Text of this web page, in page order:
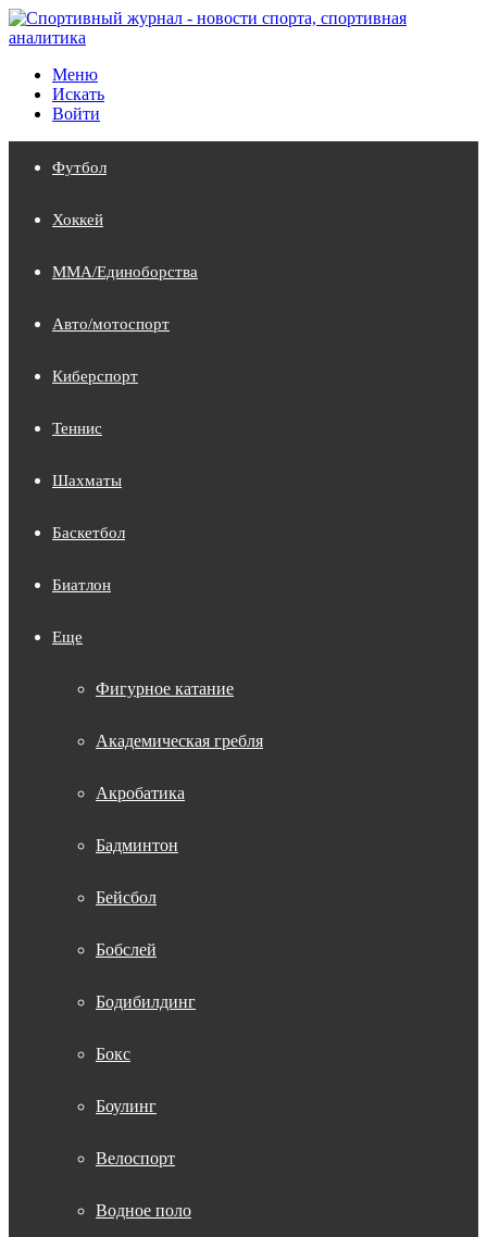
Меню
Искать
Войти
Футбол
Хоккей
MMA/Единоборства
Авто/мотоспорт
Киберспорт
Теннис
Шахматы
Баскетбол
Биатлон
Еще
Фигурное катание
Академическая гребля
Акробатика
Бадминтон
Бейсбол
Бобслей
Бодибилдинг
Бокс
Боулинг
Велоспорт
Водное поло